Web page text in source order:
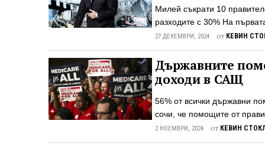
до унищожаването на
да процъфтяват на
Милей съкрати 10
разходите с 30% На
Аржентина Хавиер Милей
съкращаване на
кажа, че най-тежкото
седмица. "Излизаме от
развива." Когато Милей
от 10-те най-богати
27 ДЕКЕМВРИ, 2024 от КЕВИН
Държавните
доходи в САЩ
56% от всички държавни
сочи, че помощите от
на доходи за
2 НОЕМВРИ, 2024 от КЕВИН